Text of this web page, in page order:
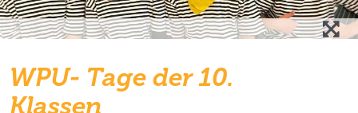
WPU- Tage der 10.
Klassen